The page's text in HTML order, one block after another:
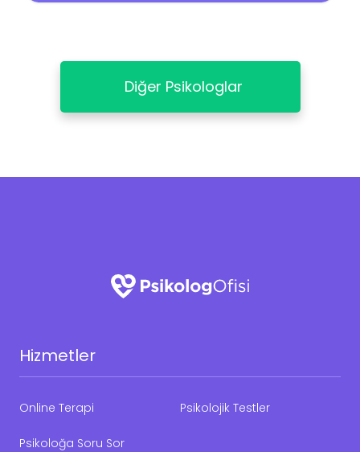
Diğer Psikologlar
Hizmetler
Online Terapi Psikolojik Testler
Psikoloğa Soru Sor